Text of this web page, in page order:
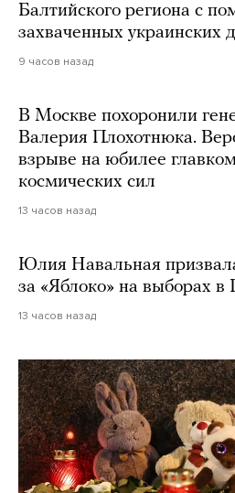
Балтийского региона с
захваченных украинских
9 часов назад
В Москве похоронили
Валерия Плохотнюка.
взрыве на юбилее
космических сил
13 часов назад
Юлия Навальная
за «Яблоко» на выборах в
13 часов назад